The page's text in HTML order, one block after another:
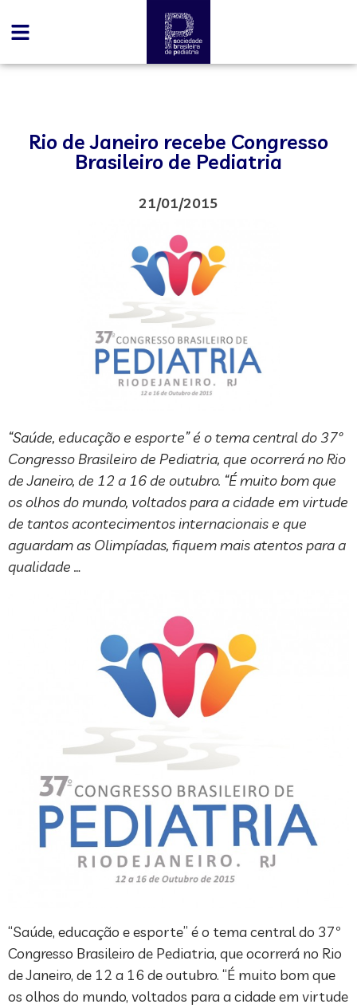
Rio de Janeiro recebe Congresso
Brasileiro de Pediatria
21/01/2015
“Saúde, educação e esporte” é o tema central do 37º
Congresso Brasileiro de Pediatria, que ocorrerá no Rio
de Janeiro, de 12 a 16 de outubro. “É muito bom que
os olhos do mundo, voltados para a cidade em virtude
de tantos acontecimentos internacionais e que
aguardam as Olimpíadas, fiquem mais atentos para a
qualidade …
“Saúde, educação e esporte” é o tema central do 37º
Congresso Brasileiro de Pediatria, que ocorrerá no Rio
de Janeiro, de 12 a 16 de outubro. “É muito bom que
os olhos do mundo, voltados para a cidade em virtude